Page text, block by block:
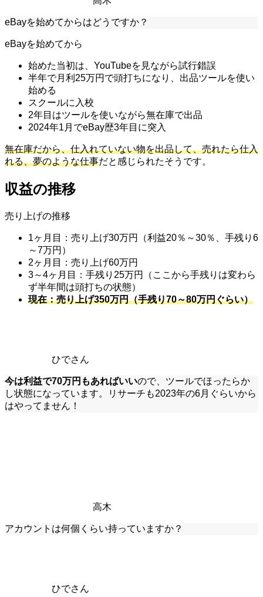
eBayを始めてからはどうですか？
eBayを始めてから
始めた当初は、YouTubeを見ながら試行錯誤
半年で月利25万円で頭打ちになり、出品ツールを使い
始める
スクールに入校
2年目はツールを使いながら無在庫で出品
2024年1月でeBay歴3年目に突入
無在庫だから、仕入れていない物を出品して、売れたら仕入
れる、夢のような仕事だと感じられたそうです。
収益の推移
売り上げの推移
1ヶ月目：売り上げ30万円（利益20％～30％、手残り6
～7万円）
2ヶ月目：売り上げ60万円
3～4ヶ月目：手残り25万円（ここから手残りは変わら
ず半年間は頭打ちの状態）
現在：売り上げ350万円（手残り70～80万円ぐらい）
ひでさん
今は利益で70万円もあればいいので、ツールでほったらか
し状態になっています。リサーチも2023年の6月ぐらいから
はやってません！
高木
アカウントは何個くらい持っていますか？
ひでさん